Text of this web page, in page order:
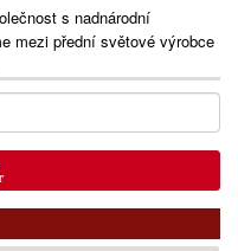
s nadnárodní
mezi přední světové výrobce